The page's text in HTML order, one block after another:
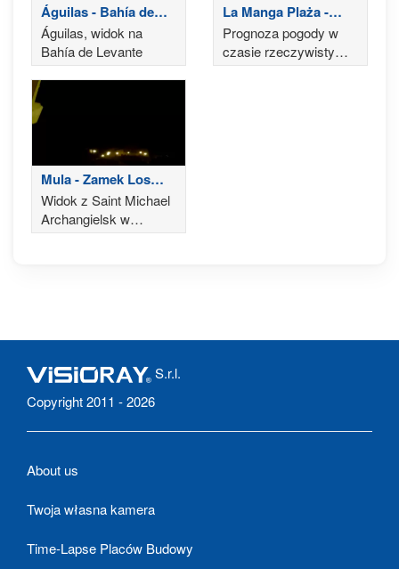
Águilas - Bahía de
Levante
Águilas, widok na
Bahía de Levante
La Manga Plaża -
Cartagena
Prognoza pogody w
czasie rzeczywistym,
w miejscowości
Mula - Zamek Los
Vélez
Widok z Saint Michael
Archangielsk w
Kościele i Wieża
S.r.l.
Copyright 2011 - 2026
About us
Twoja własna kamera
Time-Lapse Placów Budowy